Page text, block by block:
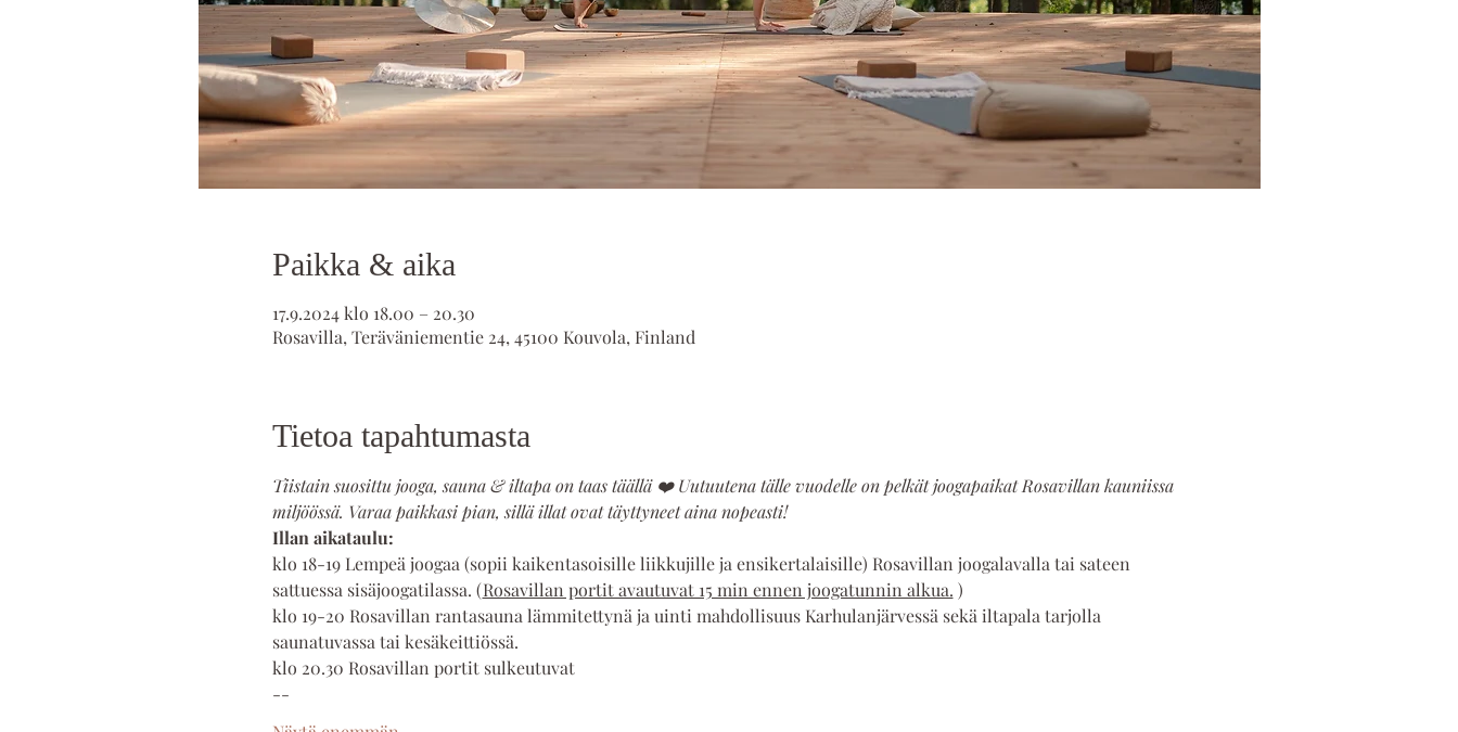
Paikka & aika
17.9.2024 klo 18.00 – 20.30
Rosavilla, Teräväniementie 24, 45100 Kouvola, Finland
Tietoa tapahtumasta
Tiistain suosittu jooga, sauna & iltapa on taas täällä ❤️ Uutuutena tälle vuodelle on pelkät joogapaikat Rosavillan kauniissa
miljöössä. Varaa paikkasi pian, sillä illat ovat täyttyneet aina nopeasti!
Illan aikataulu:
klo 18-19 Lempeä joogaa (sopii kaikentasoisille liikkujille ja ensikertalaisille) Rosavillan joogalavalla tai sateen
sattuessa sisäjoogatilassa. (Rosavillan portit avautuvat 15 min ennen joogatunnin alkua. )
klo 19-20 Rosavillan rantasauna lämmitettynä ja uinti mahdollisuus Karhulanjärvessä sekä iltapala tarjolla
saunatuvassa tai kesäkeittiössä.
klo 20.30 Rosavillan portit sulkeutuvat
--